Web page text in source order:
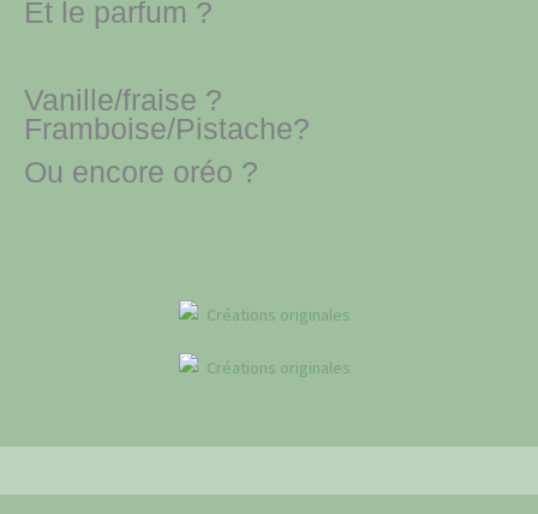
Et le parfum ?
Vanille/fraise ?
Framboise/Pistache?
Ou encore oréo ?